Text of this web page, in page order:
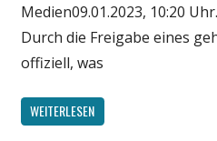
Medien09.01.2023, 10:20
Durch die Freigabe eines
offiziell, was
WEITERLESEN